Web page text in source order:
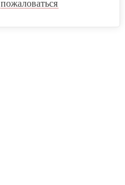
пожаловаться